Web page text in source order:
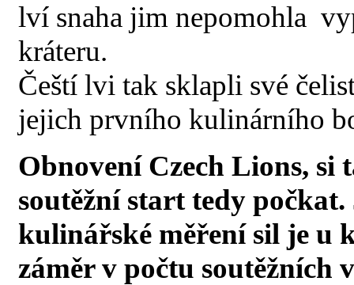
lví snaha jim nepomohla
kráteru.
Čeští lvi tak sklapli své
jejich prvního kulinárního
Obnovení Czech Lions,
soutěžní start tedy
kulinářské měření sil je u
záměr v počtu soutěžních